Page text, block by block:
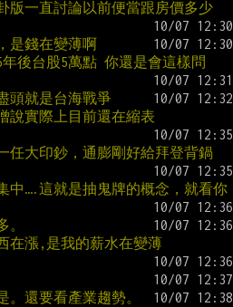
版一直討論以前便當跟房價多少
是錢在變薄啊
後台股5萬點 你還是會這樣問
頭就是台海戰爭
說實際上目前還在縮表
任大印鈔，通膨剛好給拜登背鍋
中….這就是抽鬼牌的概念，就看你
。
在漲,是我的薪水在變薄
。還要看產業趨勢。